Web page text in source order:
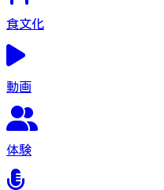
食文化
動画
体験